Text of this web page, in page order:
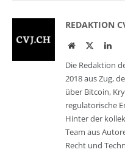
REDAKTION
WebsiteTwitter
Die Redaktion
2018 aus Zug,
über Bitcoin,
regulatorische
Hinter der
Team aus
Recht und